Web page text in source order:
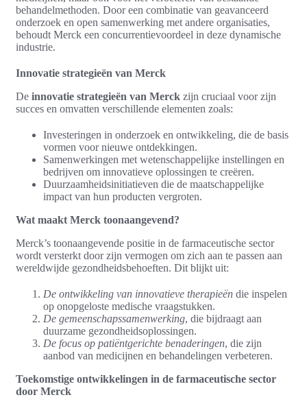
behandelmethoden. Door een combinatie van geavanceerd
onderzoek en open samenwerking met andere organisaties,
behoudt Merck een concurrentievoordeel in deze dynamische
industrie.
Innovatie strategieën van Merck
De innovatie strategieën van Merck zijn cruciaal voor zijn
succes en omvatten verschillende elementen zoals:
Investeringen in onderzoek en ontwikkeling, die de basis
vormen voor nieuwe ontdekkingen.
Samenwerkingen met wetenschappelijke instellingen en
bedrijven om innovatieve oplossingen te creëren.
Duurzaamheidsinitiatieven die de maatschappelijke
impact van hun producten vergroten.
Wat maakt Merck toonaangevend?
Merck’s toonaangevende positie in de farmaceutische sector
wordt versterkt door zijn vermogen om zich aan te passen aan
wereldwijde gezondheidsbehoeften. Dit blijkt uit:
De ontwikkeling van innovatieve therapieën die inspelen
op onopgeloste medische vraagstukken.
De gemeenschapssamenwerking, die bijdraagt aan
duurzame gezondheidsoplossingen.
De focus op patiëntgerichte benaderingen, die zijn
aanbod van medicijnen en behandelingen verbeteren.
Toekomstige ontwikkelingen in de farmaceutische sector
door Merck